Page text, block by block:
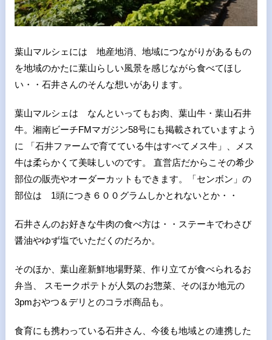
葉山マルシェには 地産地消、地域につながりがあるもの
を地域のかたに葉山らしい風景を感じながら食べてほし
い・・石井さんのそんな想いがあります。
葉山マルシェは なんといってもお肉、葉山牛・葉山石井
牛。湘南ビーチFMマガジン58号にも掲載されていますよう
に 「石井ファームで育てている牛はすべてメス牛」、メス
牛は柔らかくて美味しいのです。 直営店だからこその希少
部位の販売やオーダーカットもできます。「センボン」の
部位は 1頭につき６００グラムしかとれないとか・・
石井さんのお好きな牛肉の食べ方は・・ステーキでわさび
醤油やゆず塩でいただくのだろか。
そのほか、葉山産新鮮地場野菜、作り立てが食べられるお
弁当、 スモークポテトが人気のお惣菜、そのほか地元の
3pmおやつ＆デリとのコラボ商品も。
食育にも携わっている石井さん、今後も地域との連携した